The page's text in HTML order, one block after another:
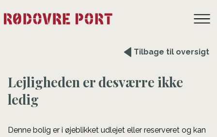
Tilbage til oversigt
Lejligheden er desværre ikke
ledig
Denne bolig er i øjeblikket udlejet eller reserveret og kan